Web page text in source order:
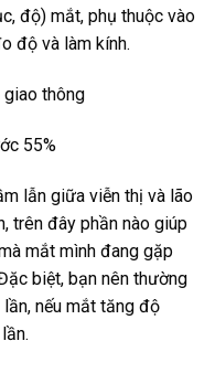
độ) mắt, phụ thuộc vào
độ và làm kính.
giao thông
55%
lẫn giữa viễn thị và lão
trên đây phần nào giúp
mắt mình đang gặp
biệt, bạn nên thường
nếu mắt tăng độ